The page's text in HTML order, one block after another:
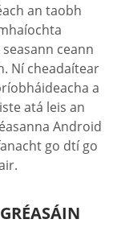
an taobh
ceann
Ní cheadaítear
a
atá leis an
Android
go dtí go